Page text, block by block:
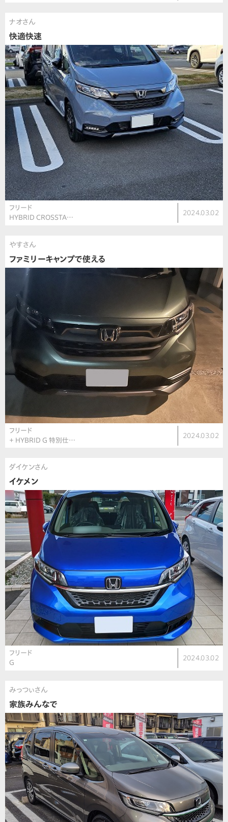
ナオさん
快適快速
フリード
HYBRID CROSSTA…
2024.03.02
やすさん
ファミリーキャンプで使える
フリード
＋ HYBRID G 特別仕…
2024.03.02
ダイケンさん
イケメン
フリード
G
2024.03.02
みっつぃさん
家族みんなで